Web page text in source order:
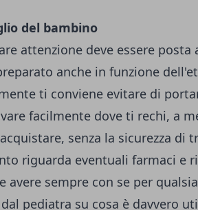
del bambino
attenzione deve essere
anche in funzione
ti conviene evitare di
facilmente dove ti rechi, a
senza la sicurezza di
riguarda eventuali farmaci e
avere sempre con se per
pediatra su cosa è davvero